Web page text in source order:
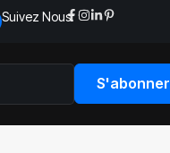
Suivez Nous:
S'abonner